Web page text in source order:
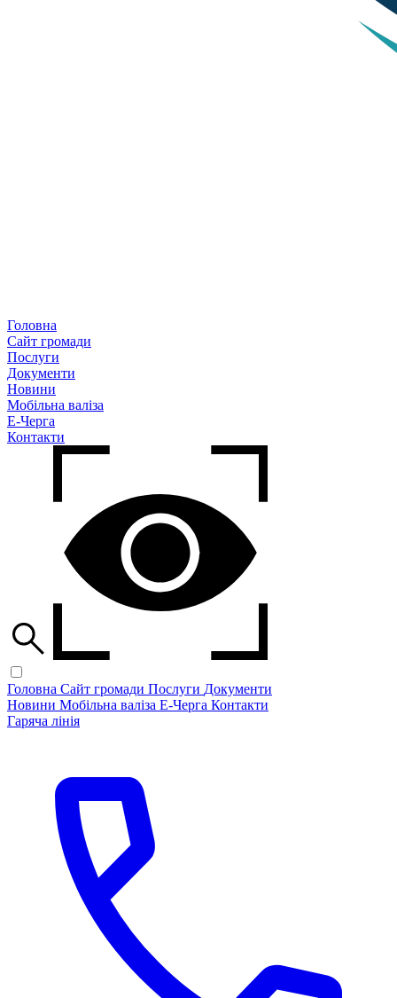
Головна
Сайт громади
Послуги
Документи
Новини
Мобільна валіза
Е-Черга
Контакти
Головна Сайт громади Послуги Документи
Новини Мобільна валіза Е-Черга Контакти
Гаряча лінія